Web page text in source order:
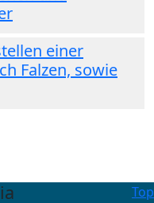
einer
Falzen, sowie
Top